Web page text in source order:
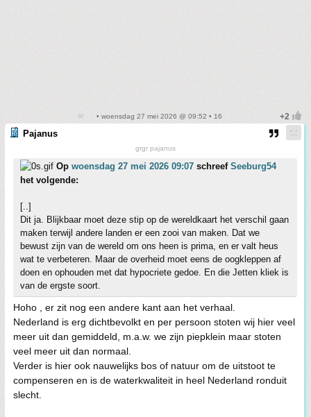
• woensdag 27 mei 2026 @ 09:52 • 16
Pajanus
grgr pajanus
Op woensdag 27 mei 2026 09:07 schreef Seeburg54
het volgende:
[..]
Dit ja. Blijkbaar moet deze stip op de wereldkaart het verschil gaan
maken terwijl andere landen er een zooi van maken. Dat we
bewust zijn van de wereld om ons heen is prima, en er valt heus
wat te verbeteren. Maar de overheid moet eens de oogkleppen af
doen en ophouden met dat hypocriete gedoe. En die Jetten kliek is
van de ergste soort.
Hoho , er zit nog een andere kant aan het verhaal.
Nederland is erg dichtbevolkt en per persoon stoten wij hier veel
meer uit dan gemiddeld, m.a.w. we zijn piepklein maar stoten
veel meer uit dan normaal.
Verder is hier ook nauwelijks bos of natuur om de uitstoot te
compenseren en is de waterkwaliteit in heel Nederland ronduit
slecht.